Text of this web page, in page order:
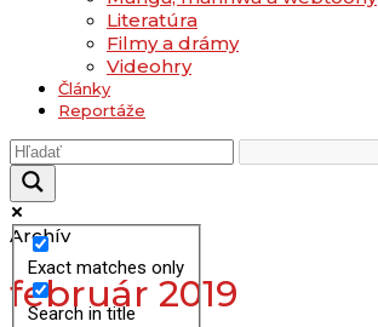
Literatúra
Filmy a drámy
Videohry
Články
Reportáže
Exact matches only
Search in title
Archív
február 2019